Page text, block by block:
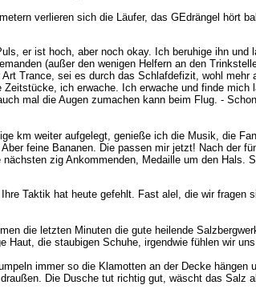
verlieren sich die Läufer, das GEdrängel hört
er ist hoch, aber noch okay. Ich beruhige ihn
(außer den wenigen Helfern an den
Trance, sei es durch das Schlafdefizit, wohl
ich erwache. Ich erwache und finde
mal die Augen zumachen kann beim Flug. -
km weiter aufgelegt, genieße ich die Musik, die
feine Bananen. Die passen mir jetzt! Nach der
zig Ankommenden, Medaille um den
Taktik hat heute gefehlt. Fast alel, die wir
die letzten Minuten die gute heilende
die staubigen Schuhe, irgendwie fühlen wir
immer so die Klamotten an der Decke
Die Dusche tut richtig gut, wäscht das Salz